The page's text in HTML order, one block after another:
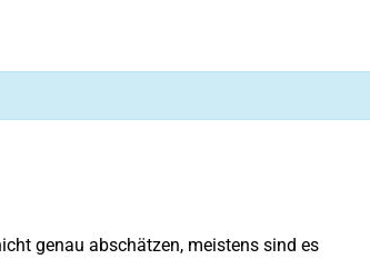
genau abschätzen, meistens sind es